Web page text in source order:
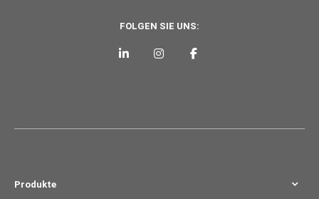
FOLGEN SIE UNS:
Produkte